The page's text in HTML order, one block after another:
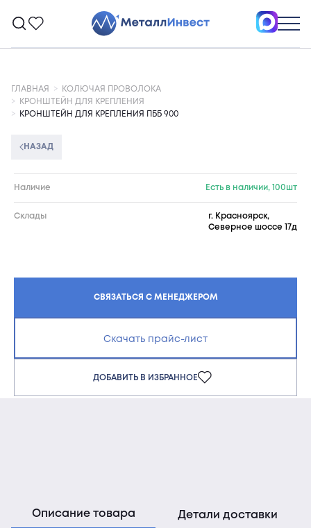
ГЛАВНАЯ
КОЛЮЧАЯ ПРОВОЛОКА
КРОНШТЕЙН ДЛЯ КРЕПЛЕНИЯ
КРОНШТЕЙН ДЛЯ КРЕПЛЕНИЯ ПББ 900
НАЗАД
Наличие Есть в наличии, 100шт
Склады
г. Красноярск,
Северное шоссе 17д
СВЯЗАТЬСЯ С МЕНЕДЖЕРОМ
Скачать прайс-лист
ДОБАВИТЬ В ИЗБРАННОЕ
Описание товара Детали доставки